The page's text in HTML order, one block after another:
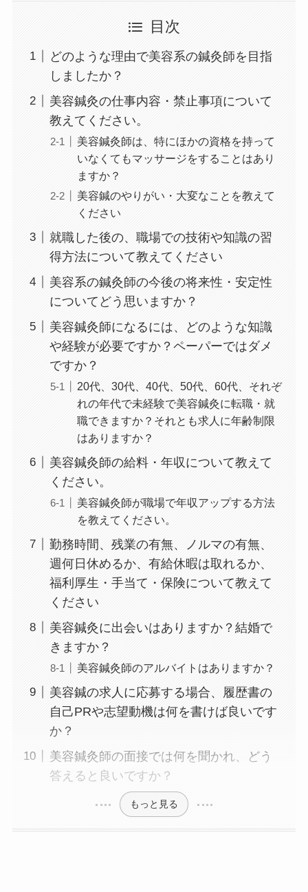
目次
どのような理由で美容系の鍼灸師を目指
しましたか？
美容鍼灸の仕事内容・禁止事項について
教えてください。
美容鍼灸師は、特にほかの資格を持って
いなくてもマッサージをすることはあり
ますか？
美容鍼のやりがい・大変なことを教えて
ください
就職した後の、職場での技術や知識の習
得方法について教えてください
美容系の鍼灸師の今後の将来性・安定性
についてどう思いますか？
美容鍼灸師になるには、どのような知識
や経験が必要ですか？ペーパーではダメ
ですか？
20代、30代、40代、50代、60代、それぞ
れの年代で未経験で美容鍼灸に転職・就
職できますか？それとも求人に年齢制限
はありますか？
美容鍼灸師の給料・年収について教えて
ください。
美容鍼灸師が職場で年収アップする方法
を教えてください。
勤務時間、残業の有無、ノルマの有無、
週何日休めるか、有給休暇は取れるか、
福利厚生・手当て・保険について教えて
ください
美容鍼灸に出会いはありますか？結婚で
きますか？
美容鍼灸師のアルバイトはありますか？
美容鍼の求人に応募する場合、履歴書の
自己PRや志望動機は何を書けば良いです
か？
美容鍼灸師の面接では何を聞かれ、どう
答えると良いですか？
もっと見る